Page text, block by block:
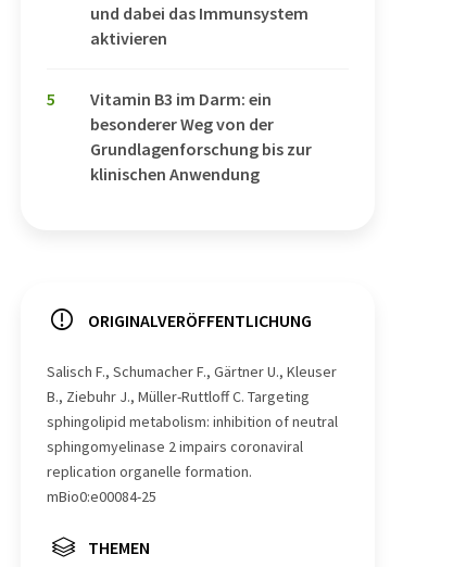
und dabei das Immunsystem
aktivieren
5
Vitamin B3 im Darm: ein
besonderer Weg von der
Grundlagenforschung bis zur
klinischen Anwendung
ORIGINALVERÖFFENTLICHUNG
Salisch F., Schumacher F., Gärtner U., Kleuser
B., Ziebuhr J., Müller-Ruttloff C. Targeting
sphingolipid metabolism: inhibition of neutral
sphingomyelinase 2 impairs coronaviral
replication organelle formation.
mBio0:e00084-25
THEMEN